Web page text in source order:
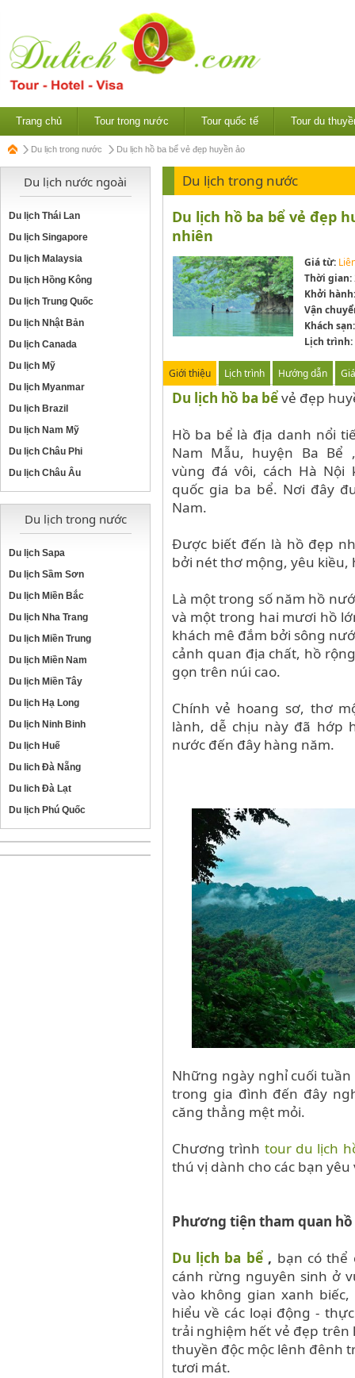
Trang chủ Tour trong nước Tour quốc tế Tour du
Du lịch trong nước Du lịch hồ ba bể vẻ đẹp huyền ảo
Du lịch nước ngoài
Du lịch Thái Lan
Du lịch Singapore
Du lịch Malaysia
Du lịch Hồng Kông
Du lịch Trung Quốc
Du lịch Nhật Bản
Du lịch Canada
Du lịch Mỹ
Du lịch Myanmar
Du lịch Brazil
Du lịch Nam Mỹ
Du lịch Châu Phi
Du lịch Châu Âu
Du lịch trong nước
Du lịch Sapa
Du lịch Sầm Sơn
Du lịch Miền Bắc
Du lịch Nha Trang
Du lịch Miền Trung
Du lịch Miền Nam
Du lịch Miền Tây
Du lịch Hạ Long
Du lịch Ninh Binh
Du lịch Huế
Du lich Đà Nẵng
Du lich Đà Lạt
Du lịch Phú Quốc
Du lịch trong nước
Du lịch hồ ba bể vẻ đẹp
nhiên
Giá từ:
Thời gian:
Khởi hành:
Vận
Khách sạn:
Lịch trình:
Giới thiệu Lịch trình Hướng dẫn Giá
Du lịch hồ ba bểvẻ đẹp
Hồ ba bể là địa danh nổi
Nam Mẫu, huyện Ba Bể
vùng đá vôi, cách Hà Nội
quốc gia ba bể. Nơi đây
Nam.
Được biết đến là hồ đẹp
bởi nét thơ mộng, yêu
Là một trong số năm hồ
và một trong hai mươi hồ
khách mê đắm bởi sông
cảnh quan địa chất, hồ
gọn trên núi cao.
Chính vẻ hoang sơ, thơ
lành, dễ chịu này đã hớp
nước đến đây hàng năm.
Những ngày nghỉ cuối
trong gia đình đến đây
căng thẳng mệt mỏi.
Chương trình tour du lịch
thú vị dành cho các bạn
Phương tiện tham quan hồ
Du lịch ba bể , bạn có
cánh rừng nguyên sinh ở
vào không gian xanh
hiểu về các loại động -
trải nghiệm hết vẻ đẹp trên
thuyền độc mộc lênh đênh
tươi mát.